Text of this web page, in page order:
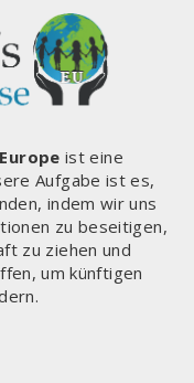
ist eine
Aufgabe ist es,
indem wir uns
zu beseitigen,
zu ziehen und
um künftigen